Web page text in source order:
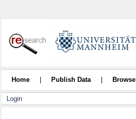
Home Publish Data Browse
Login